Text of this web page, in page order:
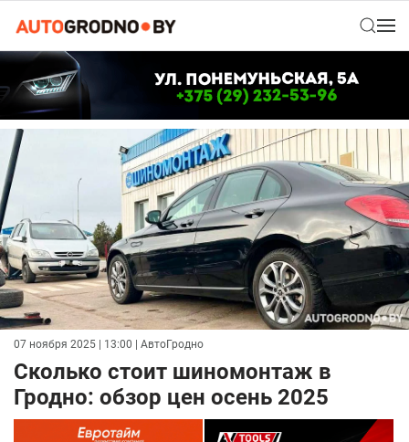
07 ноября 2025 | 13:00 | АвтоГродно
Сколько стоит шиномонтаж в
Гродно: обзор цен осень 2025